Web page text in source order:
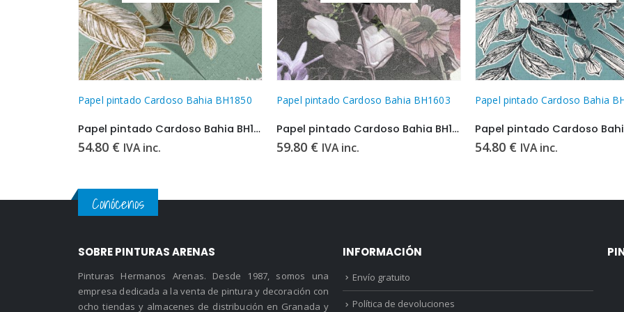
Papel pintado Cardoso Bahia BH1850
Papel pintado Cardoso Bahia BH1850
54.80 € IVA inc.
Papel pintado Cardoso Bahia BH1603
Papel pintado Cardoso Bahia BH1603
59.80 € IVA inc.
Papel pintado Cardoso Bahia
54.80 € IVA inc.
Conócenos
SOBRE PINTURAS ARENAS
Pinturas Hermanos Arenas. Desde 1987, somos una
empresa dedicada a la venta de pintura y decoración con
ocho tiendas y almacenes de distribución en Granada y
INFORMACIÓN
Envío gratuito
Política de devoluciones